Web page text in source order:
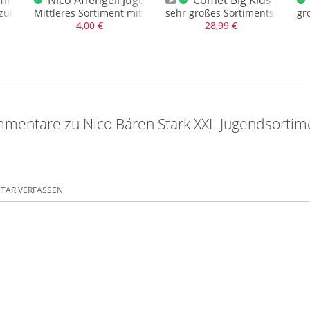
wirbeln
Mittleres Sortiment mit vielen Artikeln aus dem Norma
4,00 €
sehr großes
28,99 €
zu Nico Bären Stark XXL
VERFASSEN